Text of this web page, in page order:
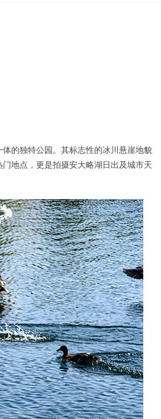
的独特公园。其标志性的冰川悬崖地貌
地点，更是拍摄安大略湖日出及城市天